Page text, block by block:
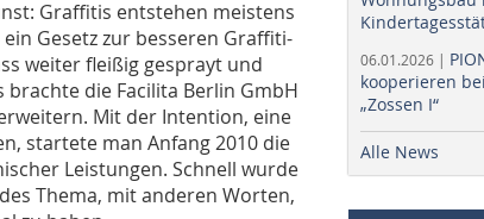
Graffitis entstehen meistens
Gesetz zur besseren Graffiti-
weiter fleißig gesprayt und
die Facilita Berlin GmbH
Mit der Intention, eine
startete man Anfang 2010 die
Leistungen. Schnell wurde
Thema, mit anderen Worten,
06.01.2026 |
kooperieren
„Zossen I“
Alle News